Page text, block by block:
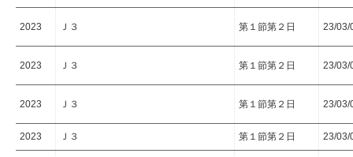
2023 Ｊ３ 第１節第２日 23/03/
2023 Ｊ３ 第１節第２日 23/03/
2023 Ｊ３ 第１節第２日 23/03/
2023 Ｊ３ 第１節第２日 23/03/